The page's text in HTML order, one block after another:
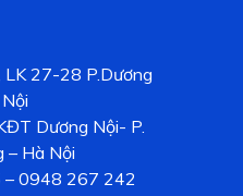
LK 27-28 P.Dương
Dương Nội- P.
– Hà Nội
0948 267 242